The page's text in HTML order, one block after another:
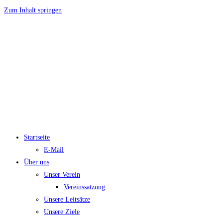
Zum Inhalt springen
Startseite
E-Mail
Über uns
Unser Verein
Vereinssatzung
Unsere Leitsätze
Unsere Ziele